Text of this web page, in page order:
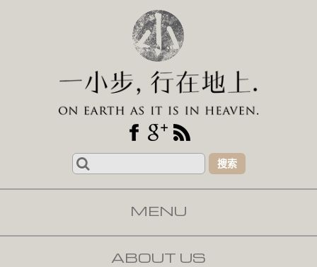
Search
for:
MENU
SKIP TO CONTENT
ABOUT US